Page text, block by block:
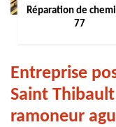
Réparation de
77
Entreprise
Saint Thibault
ramoneur